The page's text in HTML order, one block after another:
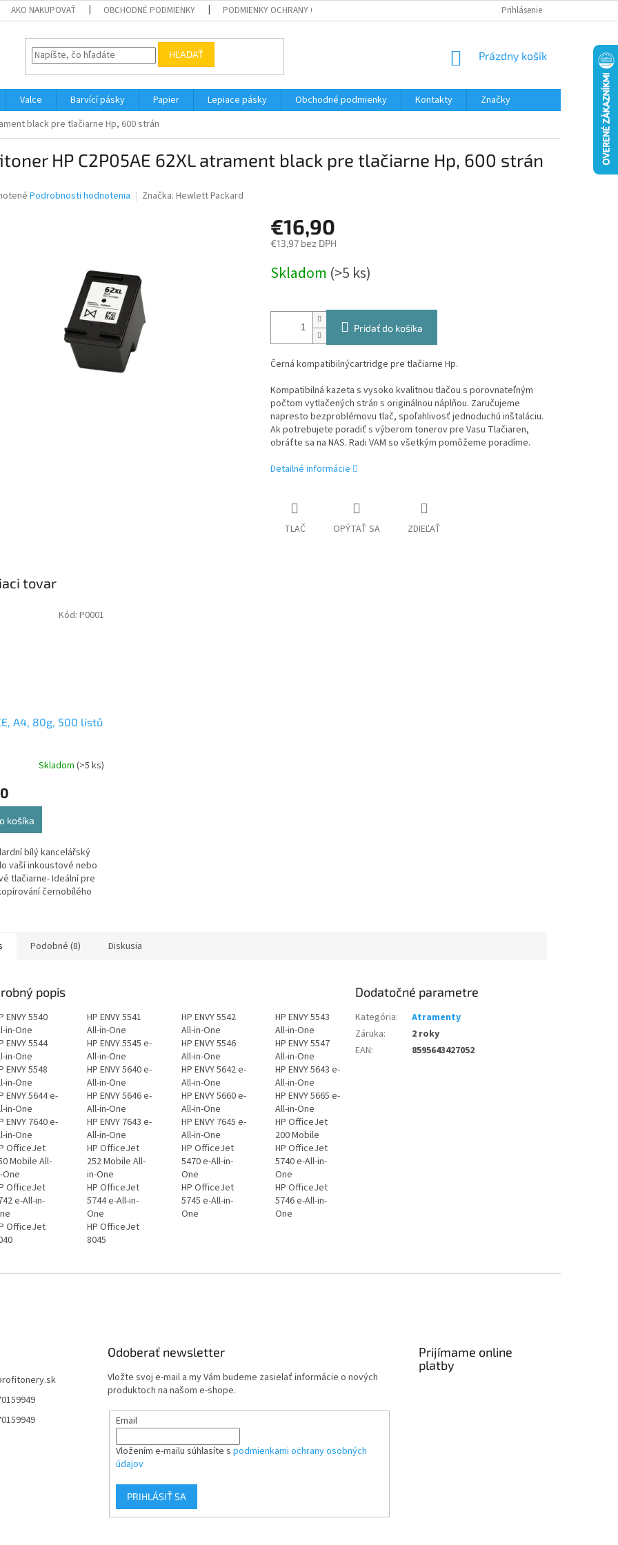
AKO NAKUPOVAŤ OBCHODNÉ PODMIENKY PODMIENKY OCHRANY OSOBNÝCH ÚDAJOV Prihlásenie
HĽADAŤ
NÁKUPNÝ
Prázdny košík
Valce Barvící pásky Papier Lepiace pásky Obchodné podmienky Kontakty
Značky
black pre tlačiarne Hp, 600 strán
HP C2P05AE 62XL atrament black pre tlačiarne Hp, 600 strán
Podrobnosti hodnotenia Značka: Hewlett Packard
€16,90
€13,97 bez DPH
cena:
Skladom (>5 ks)
Pridať do košíka
Černá kompatibilnýcartridge pre tlačiarne Hp.
Kompatibilná kazeta s vysoko kvalitnou tlačou s porovnateľným
počtom vytlačených strán s originálnou náplňou. Zaručujeme
napresto bezproblémovu tlač, spoľahlivosť jednoduchú inštaláciu.
Ak potrebujete poradiť s výberom tonerov pre Vasu Tlačiaren,
obráťte sa na NAS. Radi VAM so všetkým pomôžeme poradíme.
Detailné informácie
TLAČ OPÝTAŤ SA ZDIEĽAŤ
tovar
A4, 80g, 500 listů
Skladom (>5 ks)
košíka
bílý kancelářský
vaší inkoustové nebo
tlačiarne- Ideální pre
černobílého
Kód: P0001
Podobné (8) Diskusia
popis
ENVY 5540
in-One
HP ENVY 5541
All-in-One
HP ENVY 5542
All-in-One
HP ENVY 5543
All-in-One
ENVY 5544
in-One
HP ENVY 5545 e-
All-in-One
HP ENVY 5546
All-in-One
HP ENVY 5547
All-in-One
ENVY 5548
in-One
HP ENVY 5640 e-
All-in-One
HP ENVY 5642 e-
All-in-One
HP ENVY 5643 e-
All-in-One
ENVY 5644 e-
in-One
HP ENVY 5646 e-
All-in-One
HP ENVY 5660 e-
All-in-One
HP ENVY 5665 e-
All-in-One
ENVY 7640 e-
in-One
HP ENVY 7643 e-
All-in-One
HP ENVY 7645 e-
All-in-One
HP OfficeJet
200 Mobile
OfficeJet
Mobile All-
One
HP OfficeJet
252 Mobile All-
in-One
HP OfficeJet
5470 e-All-in-
One
HP OfficeJet
5740 e-All-in-
One
OfficeJet
e-All-in-
HP OfficeJet
5744 e-All-in-
One
HP OfficeJet
5745 e-All-in-
One
HP OfficeJet
5746 e-All-in-
One
OfficeJet
HP OfficeJet
8045
Dodatočné parametre
Kategória:
Atramenty
Záruka:
2 roky
EAN: 8595643427052
Odoberať newsletter
Vložte svoj e-mail a my Vám budeme zasielať informácie o nových
produktoch na našom e-shope.
Email
Vložením e-mailu súhlasíte s podmienkami ochrany osobných
údajov
PRIHLÁSIŤ SA
Prijímame online
platby